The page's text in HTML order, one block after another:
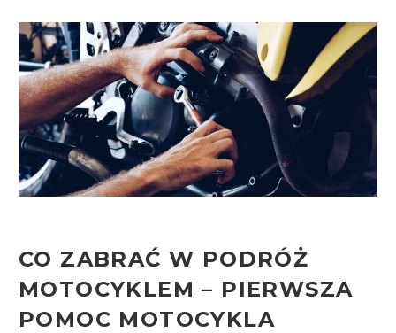
CO ZABRAĆ W PODRÓŻ
MOTOCYKLEM – PIERWSZA
POMOC MOTOCYKLA